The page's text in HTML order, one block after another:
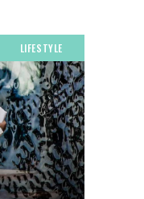
LIFESTYLE